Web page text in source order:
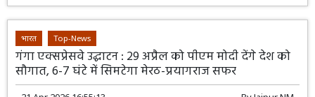
ईरान ने रणनीतिक हॉर्मुज जलडमरूमध्य से गुजरने के लिए रूस
जैसे सहयोगी देशों को शुल्क में छूट दी है। अमेरिकी नाकेबंदी के बीच
ईरान ने सुरक्षा लागत के नाम पर पहली बार राजस्व जुटाया है। यह
समुद्री मार्ग वैश्विक तेल और एलपीजी आपूर्ति के लिए अत्यंत